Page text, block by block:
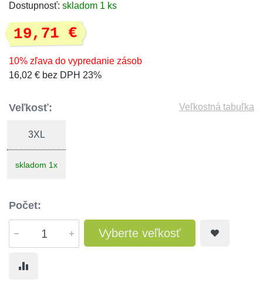
Dostupnosť: skladom 1 ks
19,71 €
10% zľava do vypredanie zásob
16,02 € bez DPH 23%
Veľkosť: Veľkostná tabuľka
3XL
skladom 1x
Počet:
Vyberte veľkosť